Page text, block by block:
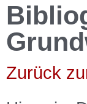
Zurück